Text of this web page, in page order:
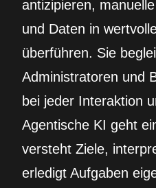
antizipieren,
und Daten in
überführen. Sie
Administratoren und
bei jeder Interaktion
Agentische KI geht
versteht Ziele,
erledigt Aufgaben